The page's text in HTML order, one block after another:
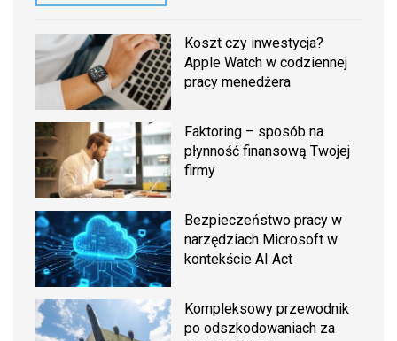
Koszt czy inwestycja?
Apple Watch w codziennej
pracy menedżera
Faktoring – sposób na
płynność finansową Twojej
firmy
Bezpieczeństwo pracy w
narzędziach Microsoft w
kontekście AI Act
Kompleksowy przewodnik
po odszkodowaniach za